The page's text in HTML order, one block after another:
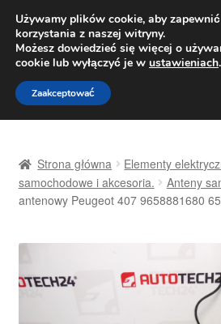
DOSTAWA od
Pn.-pt. 9:00-16:00
Przejdź
do
nawigacji
Przejdź
do
treści
Dostawa
Strona główna Elementy
samochodowe i akcesoria.
Anteny
antenowy Peugeot 407 9658881680
Używamy plików cookie, aby
korzystania z naszej witryny.
Możesz dowiedzieć się więcej o
cookie lub wyłączyć je w ustawieniach
Zaakceptować